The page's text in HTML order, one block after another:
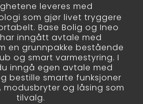
leveres med
som gjør livet tryggere
Base Bolig og Ineo
inngått avtale med
en grunnpakke bestående
og smart varmestyring. I
inngå egen avtale med
bestille smarte funksjoner
modusbryter og låsing som
tilvalg.